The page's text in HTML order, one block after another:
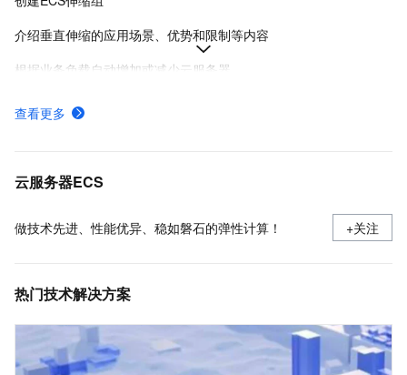
介绍垂直伸缩的应用场景、优势和限制等内容
根据业务负载自动增加或减少云服务器
弹性伸缩及关联资源计费
弹性伸缩的工作原理是什么
查看更多
云服务器ECS
做技术先进、性能优异、稳如磐石的弹性计算！ +关注
热门技术解决方案